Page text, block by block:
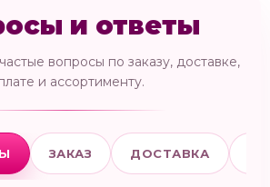
и ответы
вопросы по заказу, доставке,
и ассортименту.
ЗАКАЗ ДОСТАВКА